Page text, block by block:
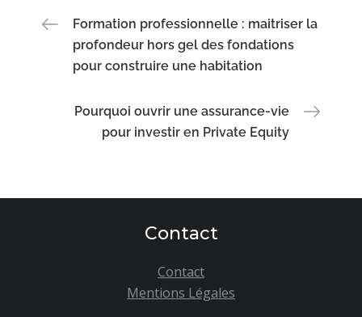
Navigation
de
l’article
Formation professionnelle : maitriser la
profondeur hors gel des fondations
pour construire une habitation
Pourquoi ouvrir une assurance-vie
pour investir en Private Equity
Contact
Contact
Mentions Légales